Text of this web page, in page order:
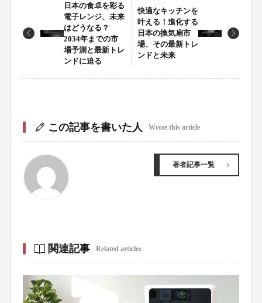
日本の食卓を彩る
電子レンジ、未来
はどうなる？
2034年までの市
場予測と最新トレ
ンドに迫る
快適なキッチンを
叶える！進化する
日本の換気扇市
場、その最新トレ
ンドと未来
この記事を書いた人 Wrote this article
著者記事一覧
関連記事 Related articles